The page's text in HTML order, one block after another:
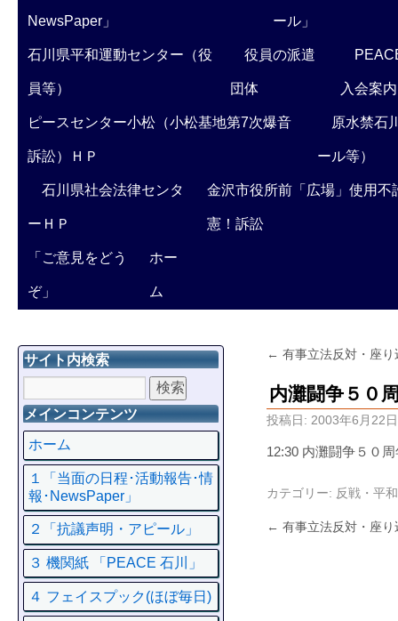
NewsPaper」 ール」
石川県平和運動センター（役
員等）
役員の派遣
団体 入会案内
ピースセンター小松（小松基地第7次爆音
訴訟）ＨＰ
原水禁石
ール等）
石川県社会法律センタ
ーＨＰ
金沢市役所前「広場」使用不
憲！訴訟
「ご意見をどう
ぞ」
ホー
ム
← 有事立法反対・座り
内灘闘争５０
投稿日: 2003年6月22日
12:30 内灘闘争５０
カテゴリー: 反戦・平和
← 有事立法反対・座り
サイト内検索
メインコンテンツ
ホーム
１「当面の日程･活動報告･情
報･NewsPaper」
２「抗議声明・アピール」
３ 機関紙 「PEACE 石川」
４ フェイスプック(ほぼ毎日)